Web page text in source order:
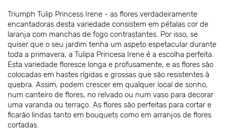
Triumph Tulip Princess Irene - as flores verdadeiramente
encantadoras desta variedade consistem em pétalas cor de
laranja com manchas de fogo contrastantes. Por isso, se
quiser que o seu jardim tenha um aspeto espetacular durante
toda a primavera, a Tulipa Princesa Irene é a escolha perfeita.
Esta variedade floresce longa e profusamente, e as flores são
colocadas em hastes rígidas e grossas que são resistentes à
quebra. Assim, podem crescer em qualquer local de sonho,
num canteiro de flores, no relvado ou num vaso para decorar
uma varanda ou terraço. As flores são perfeitas para cortar e
ficarão lindas tanto em bouquets como em arranjos de flores
cortadas.